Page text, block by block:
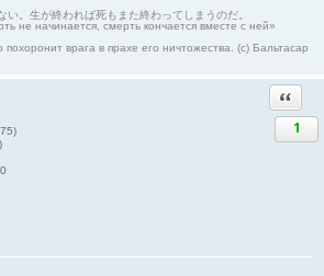
。生が終われば死もまた終わってしまうのだ。
не начинается, смерть кончается вместе с ней»
врага в прахе его ничтожества. (с) Бальтасар
1